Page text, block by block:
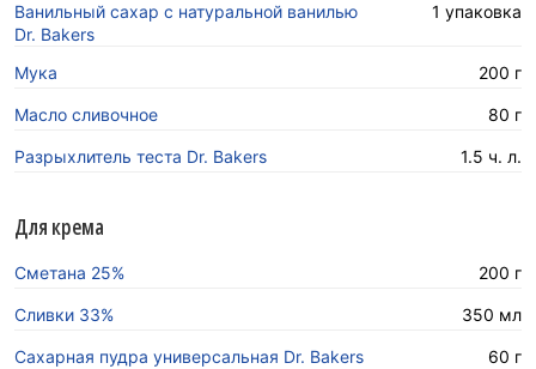
Ванильный сахар с натуральной ванилью
Dr. Bakers
1 упаковка
Мука 200 г
Масло сливочное 80 г
Разрыхлитель теста Dr. Bakers 1.5 ч. л.
Для крема
Сметана 25% 200 г
Сливки 33% 350 мл
Сахарная пудра универсальная Dr. Bakers 60 г